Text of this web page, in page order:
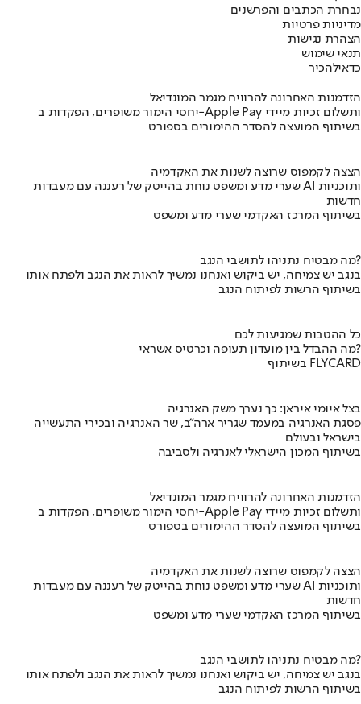
נבחרת הכתבים והפרשנים
מדיניות פרטיות
הצהרת נגישות
תנאי שימוש
כדאילהכיר
הזדמנות האחרונה להרוויח מגמר המונדיאל
יחסי הימור משופרים, הפקדות ב-Apple Pay ותשלום זכיות מיידי
בשיתוף המועצה להסדר ההימורים בספורט
הצצה לקמפוס שרוצה לשנות את האקדמיה
שערי מדע ומשפט נוחת בהייטק של רעננה עם מעבדות AI ותוכניות
חדשות
בשיתוף המרכז האקדמי שערי מדע ומשפט
מה מבטיח נתניהו לתושבי הנגב?
בנגב יש צמיחה, יש ביקוש ואנחנו נמשיך לראות את הנגב ולפתח אותו
בשיתוף הרשות לפיתוח הנגב
כל ההטבות שמגיעות לכם
מה ההבדל בין מועדון תעופה וכרטיס אשראי?
בשיתוף FLYCARD
בצל איומי איראן: כך נערך משק האנרגיה
פסגת האנרגיה במעמד שגריר ארה"ב, שר האנרגיה ובכירי התעשייה
בישראל ובעולם
בשיתוף המכון הישראלי לאנרגיה ולסביבה
הזדמנות האחרונה להרוויח מגמר המונדיאל
יחסי הימור משופרים, הפקדות ב-Apple Pay ותשלום זכיות מיידי
בשיתוף המועצה להסדר ההימורים בספורט
הצצה לקמפוס שרוצה לשנות את האקדמיה
שערי מדע ומשפט נוחת בהייטק של רעננה עם מעבדות AI ותוכניות
חדשות
בשיתוף המרכז האקדמי שערי מדע ומשפט
מה מבטיח נתניהו לתושבי הנגב?
בנגב יש צמיחה, יש ביקוש ואנחנו נמשיך לראות את הנגב ולפתח אותו
בשיתוף הרשות לפיתוח הנגב